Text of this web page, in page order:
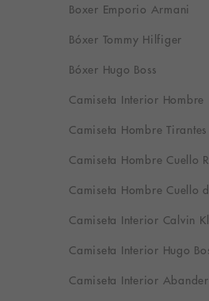
Boxer Emporio Armani
Bóxer Tommy Hilfiger
Bóxer Hugo Boss
Camiseta Interior Hombre
Camiseta Hombre Tirantes
Camiseta Hombre Cuello
Camiseta Hombre Cuello
Camiseta Interior Calvin
Camiseta Interior Hugo
Camiseta Interior